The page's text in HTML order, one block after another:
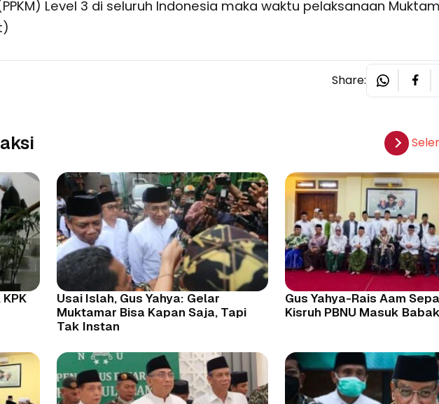
Level 3 di seluruh Indonesia maka waktu pelaksanaan
Share:
Usai Islah, Gus Yahya: Gelar
Muktamar Bisa Kapan Saja, Tapi
Tak Instan
Gus Yahya-Rais Aam
Kisruh PBNU Masuk